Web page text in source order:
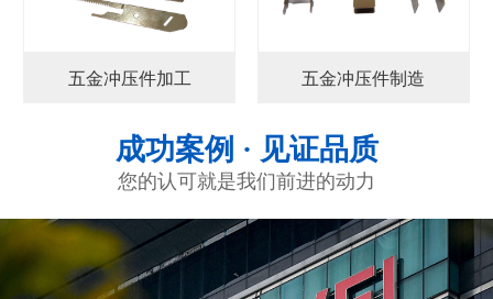
五金冲压件加工 五金冲压件制造
成功案例 · 见证品质
您的认可就是我们前进的动力